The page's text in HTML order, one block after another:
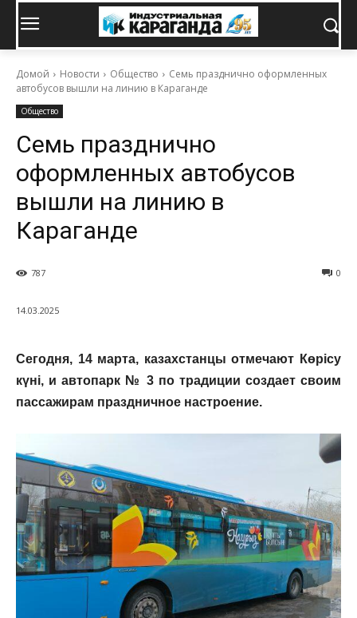
Домой Новости Общество
Семь празднично оформленных
автобусов вышли на линию в Караганде
Общество
Семь празднично
оформленных автобусов
вышли на линию в
Караганде
0
787
14.03.2025
Сегодня, 14 марта, казахстанцы отмечают Көрісу
күні, и автопарк № 3 по традиции создает своим
пассажирам праздничное настроение.